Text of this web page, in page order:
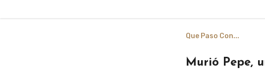
Que Paso Con...
Murió Pepe,